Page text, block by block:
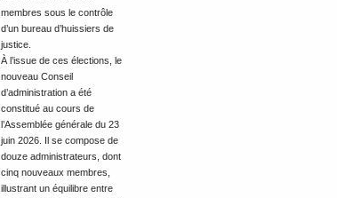
membres sous le contrôle
d’un bureau d’huissiers de
justice.
À l’issue de ces élections, le
nouveau Conseil
d’administration a été
constitué au cours de
l’Assemblée générale du 23
juin 2026. Il se compose de
douze administrateurs, dont
cinq nouveaux membres,
illustrant un équilibre entre